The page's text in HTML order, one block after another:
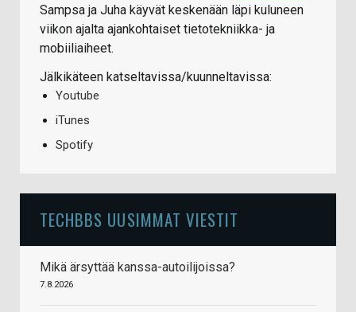
Sampsa ja Juha käyvät keskenään läpi kuluneen
viikon ajalta ajankohtaiset tietotekniikka- ja
mobiiliaiheet.
Jälkikäteen katseltavissa/kuunneltavissa:
Youtube
iTunes
Spotify
TECHBBS UUSIMMAT VIESTIT
Mikä ärsyttää kanssa-autoilijoissa?
7.8.2026